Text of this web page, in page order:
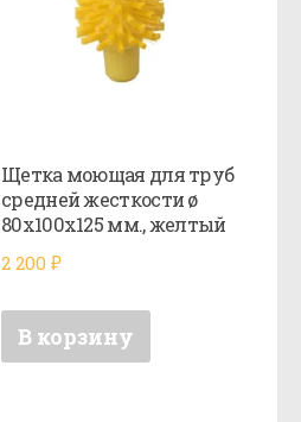
Щетка моющая для труб
средней жесткости ø
80х100х125 мм., желтый
2 200₽
В корзину